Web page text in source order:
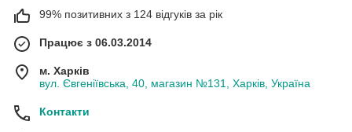
99% позитивних з 124 відгуків за рік
Працює з 06.03.2014
м. Харків
вул. Євгеніївська, 40, магазин №131, Харків, Україна
Контакти